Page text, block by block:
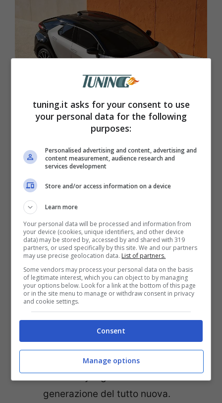
Toyota C-HR in mostra (Toyota) – Tuning.it
Citroen C3: Si tratta di un’auto che
SUV, lunga 4,01 metri e che ha un
bagagliaio di ben 310 litri.
di 23.900 euro sarà subito
disponibile la versione elettrica, la
e-C3, con 113 cavalli di potenza
massima e 320 km di autonomia. In
seguito arriverà la ibrida a benzina,
con tecnologia Mild Hybrid;
: Si rinnova anche il
gioiellino della casa di Detroit, ed in
questo caso, è più corretto parlare
di un restyling e non di una
generazione del tutto nuova.
tuning.it asks for your consent to use
your personal data for the following
purposes:
Personalised advertising and content, advertising and
content measurement, audience research and
services development
Store and/or access information on a device
Learn more
Your personal data will be processed and information from
your device (cookies, unique identifiers, and other device
data) may be stored by, accessed by and shared with 319
partners, or used specifically by this site. We and our partners
may use precise geolocation data. List of partners.
Some vendors may process your personal data on the basis
of legitimate interest, which you can object to by managing
your options below. Look for a link at the bottom of this page
or in the site menu to manage or withdraw consent in privacy
and cookie settings.
Consent
Manage options